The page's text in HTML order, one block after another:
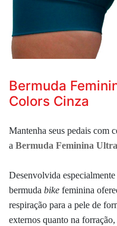
Bermuda
Colors Cinza
Mantenha seus pedais com
a Bermuda Feminina
Desenvolvida especialmente
bermuda bike feminina
respiração para a pele de
externos quanto na